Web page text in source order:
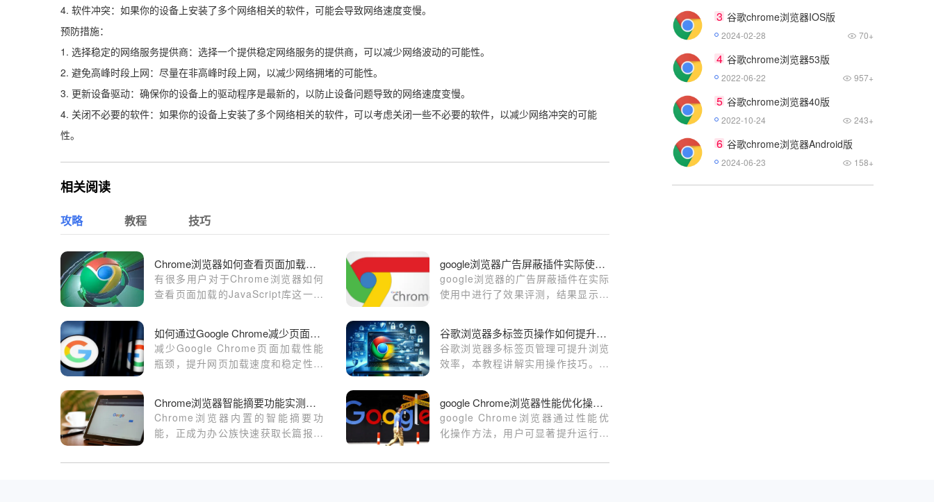
4. 软件冲突：如果你的设备上安装了多个网络相关的软件，可能会导致网络速度变慢。
预防措施：
1. 选择稳定的网络服务提供商：选择一个提供稳定网络服务的提供商，可以减少网络波动的可能性。
2. 避免高峰时段上网：尽量在非高峰时段上网，以减少网络拥堵的可能性。
3. 更新设备驱动：确保你的设备上的驱动程序是最新的，以防止设备问题导致的网络速度变慢。
4. 关闭不必要的软件：如果你的设备上安装了多个网络相关的软件，可以考虑关闭一些不必要的软件，以减少网络冲突的可能
性。
相关阅读
攻略 教程 技巧
Chrome浏览器如何查看页面加载的JavaScript库
有很多用户对于Chrome浏览器如何
查看页面加载的JavaScript库这一操
google浏览器广告屏蔽插件实际使用效果评测
google浏览器的广告屏蔽插件在实际
使用中进行了效果评测，结果显示拦
如何通过Google Chrome减少页面加载时的性能瓶颈
减少Google Chrome页面加载性能
瓶颈，提升网页加载速度和稳定性。
谷歌浏览器多标签页操作如何提升效率
谷歌浏览器多标签页管理可提升浏览
效率，本教程讲解实用操作技巧。用
Chrome浏览器智能摘要功能实测结果
Chrome浏览器内置的智能摘要功
能，正成为办公族快速获取长篇报告
语义提取的准确度与洞察效能，评估
google Chrome浏览器性能优化操作方法及实操经验
google Chrome浏览器通过性能优
化操作方法，用户可显著提升运行效
稳定使用体验。
3 谷歌chrome浏览器IOS版
2024-02-28 70+
4 谷歌chrome浏览器53版
2022-06-22 957+
5 谷歌chrome浏览器40版
2022-10-24 243+
6 谷歌chrome浏览器Android版
2024-06-23 158+